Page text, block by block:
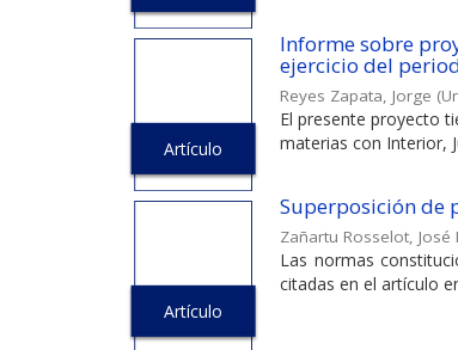
Artículo
Informe sobre
ejercicio del
Reyes Zapata, Jorge (
El presente proyecto
materias con Interior,
Artículo
Superposición de
Zañartu Rosselot, José
Las normas
citadas en el artículo